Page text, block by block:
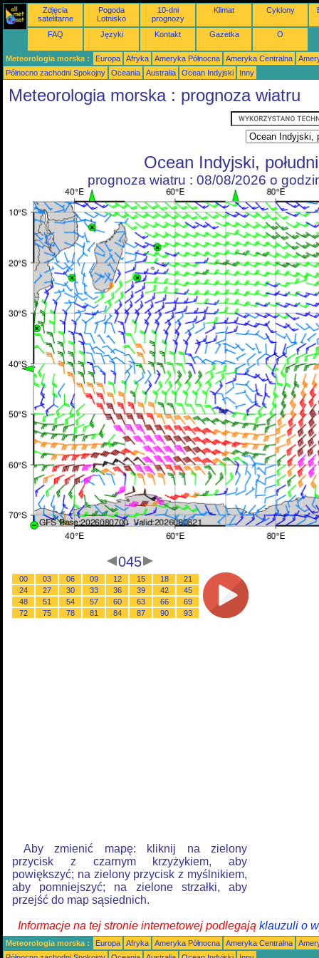
Zdjęcia
satelitarne
Pogoda
Lotnisko
10-dni
prognozy
Klimat Cyklony
FAQ Języki Kontakt Gazetka O
Meteorologia morska : Europa Afryka Ameryka Północna Ameryka Centralna
Północno zachodni Spokojny
Oceania Australia Ocean Indyjski Inny
Meteorologia morska : prognoza wiatru
Ocean Indyjski,
prognoza wiatru : 08/08/2026 o
045
00 03 06 09 12 15 18
21
24
27 30 33 36 39 42
45
48
51 54 57 60 63 66
69
72
75 78 81 84 87 90 93
Aby zmienić mapę: kliknij na zielony
przycisk z czarnym krzyżykiem, aby
powiększyć; na zielony przycisk z myślnikiem,
aby pomniejszyć; na zielone strzałki, aby
przejść do map sąsiednich.
Informacje na tej stronie internetowej podlegają klauzuli o
Meteorologia morska : Europa Afryka Ameryka Północna Ameryka Centralna